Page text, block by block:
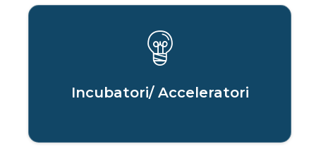
Incubatori/ Acceleratori